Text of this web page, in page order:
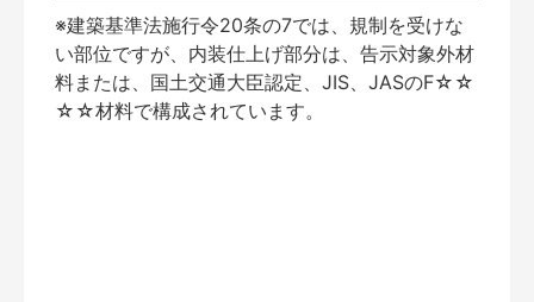
※建築基準法施行令20条の7では、規制を受けな
い部位ですが、内装仕上げ部分は、告示対象外材
料または、国土交通大臣認定、JIS、JASのF☆☆
☆☆材料で構成されています。